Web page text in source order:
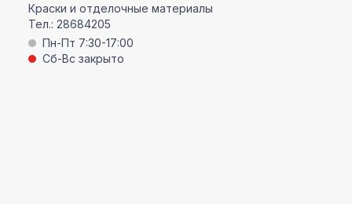
Краски и отделочные материалы
Тел.: 28684205
Пн-Пт 7:30-17:00
Сб-Вс закрыто